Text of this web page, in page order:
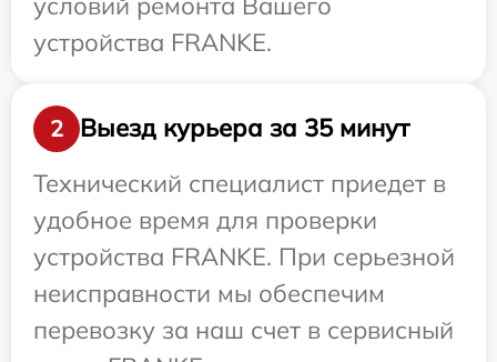
устройства FRANKE.
2
Выезд курьера за 35 минут
Технический специалист приедет в
удобное время для проверки
устройства FRANKE. При серьезной
неисправности мы обеспечим
перевозку за наш счет в сервисный